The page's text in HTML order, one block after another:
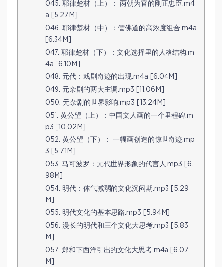
045. 耶律楚材（上）： 两朝为官的刚正忠臣.m4
a [5.27M]
046. 耶律楚材（中）：儒佛道的高浓度组合.m4a
[6.34M]
047. 耶律楚材（下）：文化选择里的人格结构.m
4a [6.10M]
048. 元代：戏剧奇迹的出现.m4a [6.04M]
049. 元杂剧的两大主调.mp3 [11.06M]
050. 元杂剧的世界影响.mp3 [13.24M]
051. 黄公望（上）：中国文人画的一个里程碑.m
p3 [10.02M]
052. 黄公望（下）： 一幅画创造的惊世奇迹.mp
3 [5.71M]
053. 马可波罗：元代世界形象的代言人.mp3 [6.
98M]
054. 明代：体气减弱的文化沉闷期.mp3 [5.29
M]
055. 明代文化的基本思路.mp3 [5.94M]
056. 漫长的明代和三个文化大思考.mp3 [5.83
M]
057. 郑和下西洋引出的文化大思考.m4a [6.07
M]